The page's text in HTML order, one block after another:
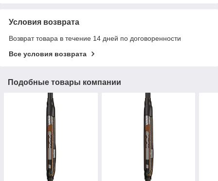
Условия возврата
Возврат товара в течение 14 дней по договоренности
Все условия возврата
Подобные товары компании